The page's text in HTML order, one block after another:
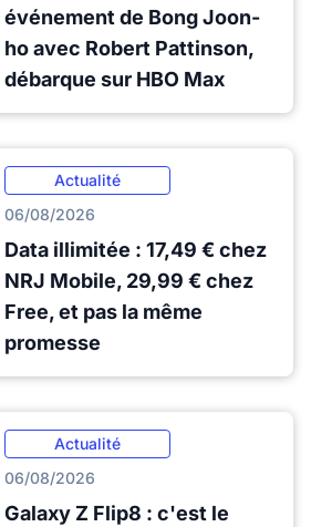
événement de Bong Joon-
ho avec Robert Pattinson,
débarque sur HBO Max
Actualité
06/08/2026
Data illimitée : 17,49 € chez
NRJ Mobile, 29,99 € chez
Free, et pas la même
promesse
Actualité
06/08/2026
Galaxy Z Flip8 : c'est le